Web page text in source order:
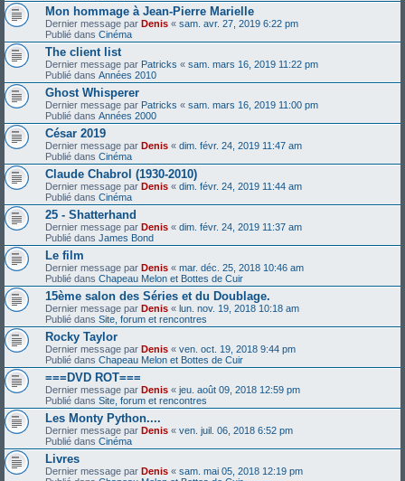
Mon hommage à Jean-Pierre Marielle
Dernier message par Denis « sam. avr. 27, 2019 6:22 pm
Publié dans Cinéma
The client list
Dernier message par Patricks « sam. mars 16, 2019 11:22 pm
Publié dans Années 2010
Ghost Whisperer
Dernier message par Patricks « sam. mars 16, 2019 11:00 pm
Publié dans Années 2000
César 2019
Dernier message par Denis « dim. févr. 24, 2019 11:47 am
Publié dans Cinéma
Claude Chabrol (1930-2010)
Dernier message par Denis « dim. févr. 24, 2019 11:44 am
Publié dans Cinéma
25 - Shatterhand
Dernier message par Denis « dim. févr. 24, 2019 11:37 am
Publié dans James Bond
Le film
Dernier message par Denis « mar. déc. 25, 2018 10:46 am
Publié dans Chapeau Melon et Bottes de Cuir
15ème salon des Séries et du Doublage.
Dernier message par Denis « lun. nov. 19, 2018 10:18 am
Publié dans Site, forum et rencontres
Rocky Taylor
Dernier message par Denis « ven. oct. 19, 2018 9:44 pm
Publié dans Chapeau Melon et Bottes de Cuir
===DVD ROT===
Dernier message par Denis « jeu. août 09, 2018 12:59 pm
Publié dans Site, forum et rencontres
Les Monty Python....
Dernier message par Denis « ven. juil. 06, 2018 6:52 pm
Publié dans Cinéma
Livres
Dernier message par Denis « sam. mai 05, 2018 12:19 pm